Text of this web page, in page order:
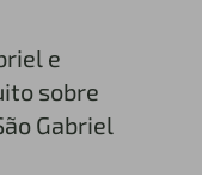
e
sobre
Gabriel